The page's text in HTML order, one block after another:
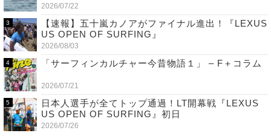
2026/07/22
【速報】五十嵐カノアがファイナル進出！『LEXUS
US OPEN OF SURFING』
2026/08/03
「サーフィンカルチャー今昔物語１」 – F＋コラム
2026/07/21
日本人選手が全てトップ通過！LT開幕戦『LEXUS
US OPEN OF SURFING』初日
2026/07/26